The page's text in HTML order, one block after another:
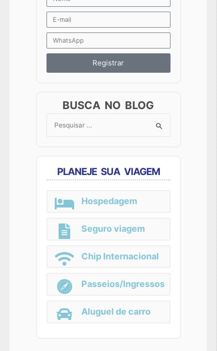
Registrar
BUSCA NO BLOG
Search
PLANEJE SUA VIAGEM
Hospedagem
Seguro viagem
Chip Internacional
Passeios/Ingressos
Aluguel de carro